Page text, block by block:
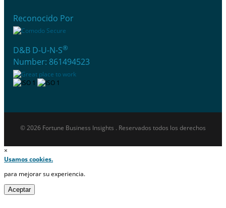
Reconocido Por
D&B D-U-N-S®
Number: 861494523
© 2026 Fortune Business Insights . Reservados todos los derechos
×
Usamos cookies.
para mejorar su experiencia.
Aceptar